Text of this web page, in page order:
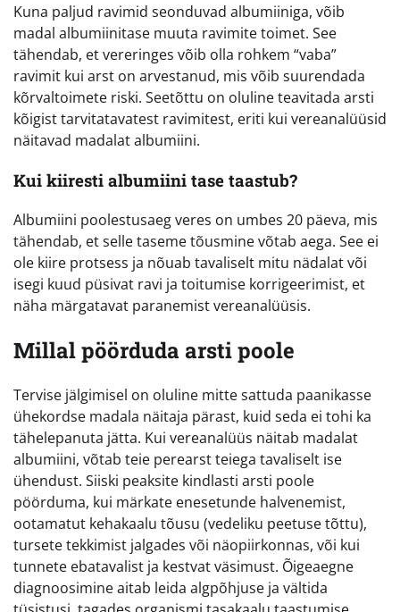
Kuna paljud ravimid seonduvad albumiiniga, võib
madal albumiinitase muuta ravimite toimet. See
tähendab, et vereringes võib olla rohkem “vaba”
ravimit kui arst on arvestanud, mis võib suurendada
kõrvaltoimete riski. Seetõttu on oluline teavitada arsti
kõigist tarvitatavatest ravimitest, eriti kui vereanalüüsid
näitavad madalat albumiini.
Kui kiiresti albumiini tase taastub?
Albumiini poolestusaeg veres on umbes 20 päeva, mis
tähendab, et selle taseme tõusmine võtab aega. See ei
ole kiire protsess ja nõuab tavaliselt mitu nädalat või
isegi kuud püsivat ravi ja toitumise korrigeerimist, et
näha märgatavat paranemist vereanalüüsis.
Millal pöörduda arsti poole
Tervise jälgimisel on oluline mitte sattuda paanikasse
ühekordse madala näitaja pärast, kuid seda ei tohi ka
tähelepanuta jätta. Kui vereanalüüs näitab madalat
albumiini, võtab teie perearst teiega tavaliselt ise
ühendust. Siiski peaksite kindlasti arsti poole
pöörduma, kui märkate enesetunde halvenemist,
ootamatut kehakaalu tõusu (vedeliku peetuse tõttu),
tursete tekkimist jalgades või näopiirkonnas, või kui
tunnete ebatavalist ja kestvat väsimust. Õigeaegne
diagnoosimine aitab leida algpõhjuse ja vältida